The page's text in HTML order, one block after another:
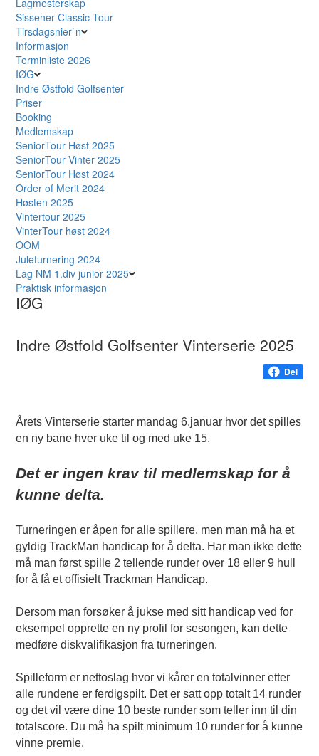
Sissener Classic Tour
Tirsdagsnier`n
Informasjon
Terminliste 2026
IØG
Indre Østfold Golfsenter
Priser
Booking
Medlemskap
SeniorTour Høst 2025
SeniorTour Vinter 2025
SeniorTour Høst 2024
Order of Merit 2024
Høsten 2025
Vintertour 2025
VinterTour høst 2024
OOM
Juleturnering 2024
Lag NM 1.div junior 2025
Praktisk informasjon
IØG
Indre Østfold Golfsenter Vinterserie 2025
Del
Årets Vinterserie starter mandag 6.januar hvor det spilles
en ny bane hver uke til og med uke 15.
Det er ingen krav til medlemskap for å
kunne delta.
Turneringen er åpen for alle spillere, men man må ha et
gyldig TrackMan handicap for å delta. Har man ikke dette
må man først spille 2 tellende runder over 18 eller 9 hull
for å få et offisielt Trackman Handicap.
Dersom man forsøker å jukse med sitt handicap ved for
eksempel opprette en ny profil for sesongen, kan dette
medføre diskvalifikasjon fra turneringen.
Spilleform er nettoslag hvor vi kårer en totalvinner etter
alle rundene er ferdigspilt. Det er satt opp totalt 14 runder
og det vil være dine 10 beste runder som teller inn til din
totalscore. Du må ha spilt minimum 10 runder for å kunne
vinne premie.